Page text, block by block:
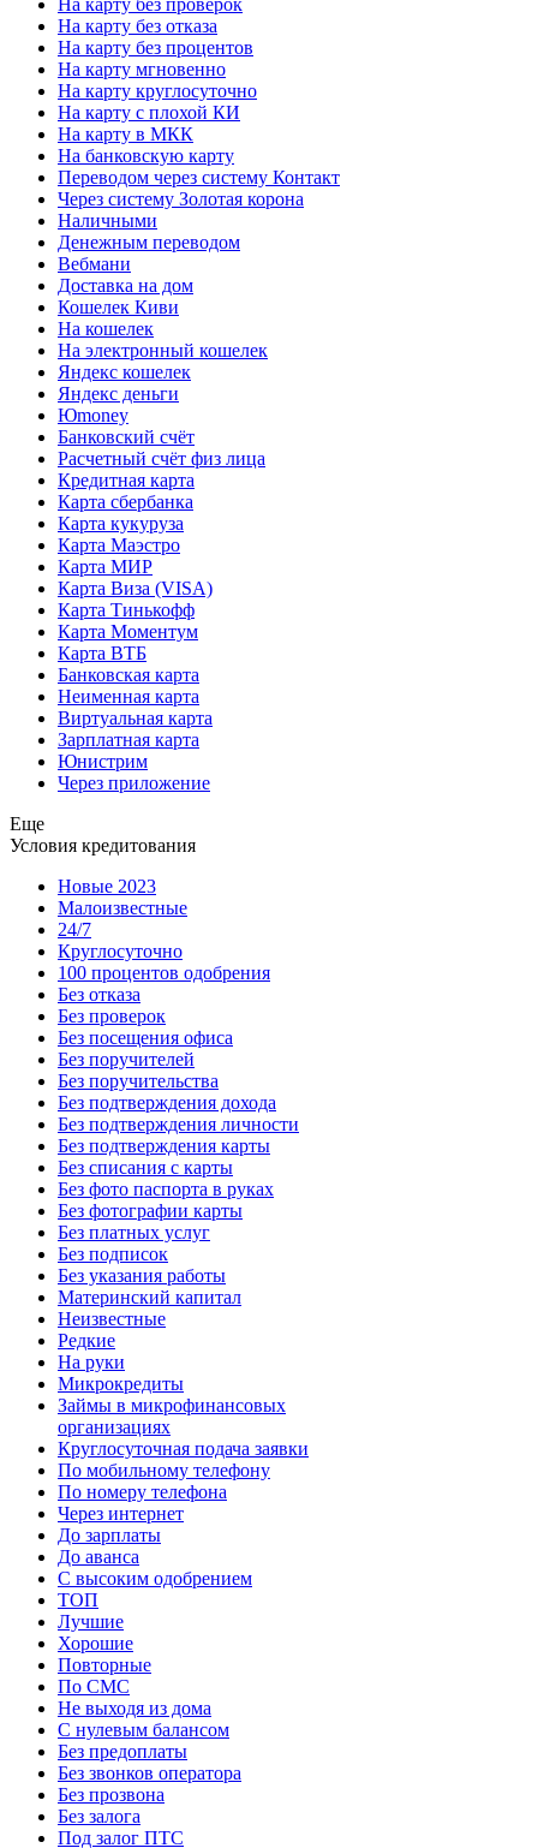
На карту без проверок
На карту без отказа
На карту без процентов
На карту мгновенно
На карту круглосуточно
На карту с плохой КИ
На карту в МКК
На банковскую карту
Переводом через систему Контакт
Через систему Золотая корона
Наличными
Денежным переводом
Вебмани
Доставка на дом
Кошелек Киви
На кошелек
На электронный кошелек
Яндекс кошелек
Яндекс деньги
Юmoney
Банковский счёт
Расчетный счёт физ лица
Кредитная карта
Карта сбербанка
Карта кукуруза
Карта Маэстро
Карта МИР
Карта Виза (VISA)
Карта Тинькофф
Карта Моментум
Карта ВТБ
Банковская карта
Неименная карта
Виртуальная карта
Зарплатная карта
Юнистрим
Через приложение
Еще
Условия кредитования
Новые 2023
Малоизвестные
24/7
Круглосуточно
100 процентов одобрения
Без отказа
Без проверок
Без посещения офиса
Без поручителей
Без поручительства
Без подтверждения дохода
Без подтверждения личности
Без подтверждения карты
Без списания с карты
Без фото паспорта в руках
Без фотографии карты
Без платных услуг
Без подписок
Без указания работы
Материнский капитал
Неизвестные
Редкие
На руки
Микрокредиты
Займы в микрофинансовых
организациях
Круглосуточная подача заявки
По мобильному телефону
По номеру телефона
Через интернет
До зарплаты
До аванса
С высоким одобрением
ТОП
Лучшие
Хорошие
Повторные
По СМС
Не выходя из дома
С нулевым балансом
Без предоплаты
Без звонков оператора
Без прозвона
Без залога
Под залог ПТС